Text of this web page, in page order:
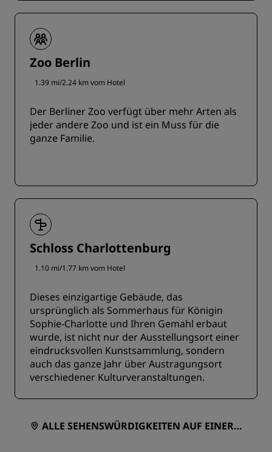
Zoo Berlin
1.39 mi/2.24 km vom Hotel
Der Berliner Zoo verfügt über mehr Arten als
jeder andere Zoo und ist ein Muss für die
ganze Familie.
Schloss Charlottenburg
1.10 mi/1.77 km vom Hotel
Dieses einzigartige Gebäude, das
ursprünglich als Sommerhaus für Königin
Sophie-Charlotte und Ihren Gemahl erbaut
wurde, ist nicht nur der Ausstellungsort einer
eindrucksvollen Kunstsammlung, sondern
auch das ganze Jahr über Austragungsort
verschiedener Kulturveranstaltungen.
ALLE SEHENSWÜRDIGKEITEN AUF EINER K